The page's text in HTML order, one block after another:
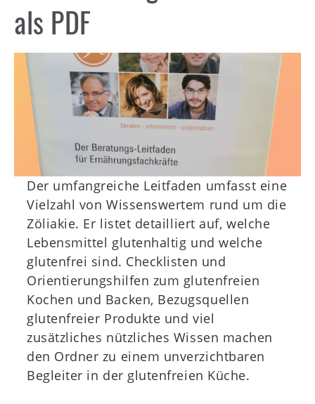
Die DZG
Publikationen
Zöliakiegruppen
Shop
WZT
Kids
Mitgliederbereich
als PDF
Der umfangreiche Leitfaden umfasst eine
Vielzahl von Wissenswertem rund um die
Zöliakie. Er listet detailliert auf, welche
Lebensmittel glutenhaltig und welche
glutenfrei sind. Checklisten und
Orientierungshilfen zum glutenfreien
Kochen und Backen, Bezugsquellen
glutenfreier Produkte und viel
zusätzliches nützliches Wissen machen
den Ordner zu einem unverzichtbaren
Begleiter in der glutenfreien Küche.